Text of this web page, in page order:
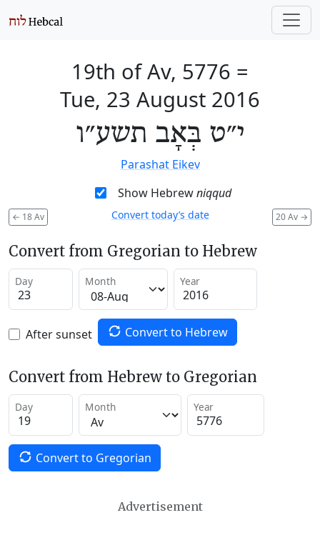
19th of Av, 5776 =
Tue, 23 August 2016
י״ט בְּאָב תשע״ו
Parashat Eikev
Show Hebrewniqqud
← 18 Av 20 Av →
Convert today’s date
Convert from Gregorian to Hebrew
Day Month Year
After sunset Convert to Hebrew
Convert from Hebrew to Gregorian
Day Month Year
Convert to Gregorian
Advertisement